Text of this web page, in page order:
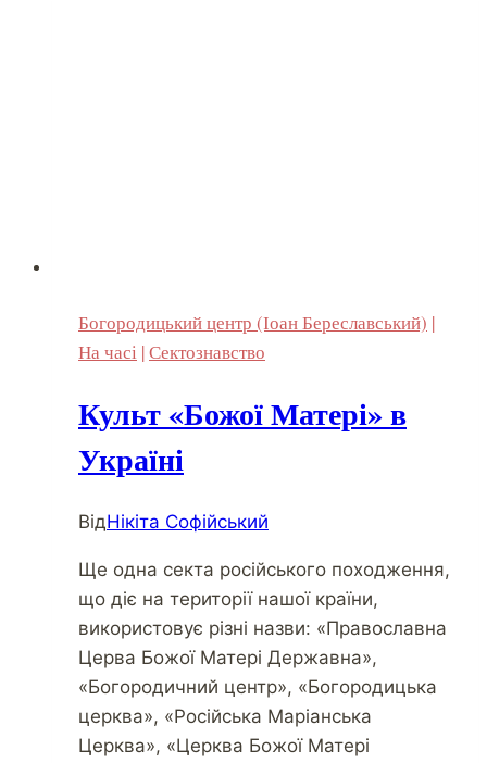
Богородицький центр (Іоан Береславський) |
На часі |Сектознавство
Культ «Божої Матері» в
Україні
ВідНікіта Софійський
Ще одна секта російського походження,
що діє на території нашої країни,
використовує різні назви: «Православна
Церва Божої Матері Державна»,
«Богородичний центр», «Богородицька
церква», «Російська Маріанська
Церква», «Церква Божої Матері